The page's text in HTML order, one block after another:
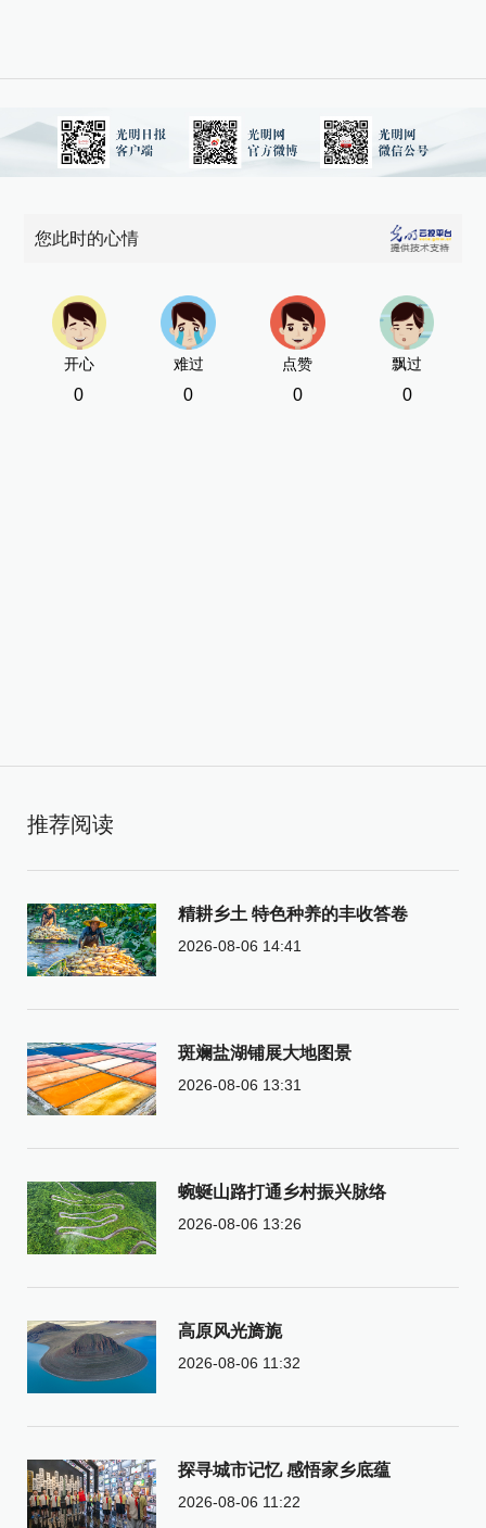
您此时的心情
开心
0
难过
0
点赞
0
飘过
0
推荐阅读
精耕乡土 特色种养的丰收答卷
2026-08-06 14:41
斑斓盐湖铺展大地图景
2026-08-06 13:31
蜿蜒山路打通乡村振兴脉络
2026-08-06 13:26
高原风光旖旎
2026-08-06 11:32
探寻城市记忆 感悟家乡底蕴
2026-08-06 11:22